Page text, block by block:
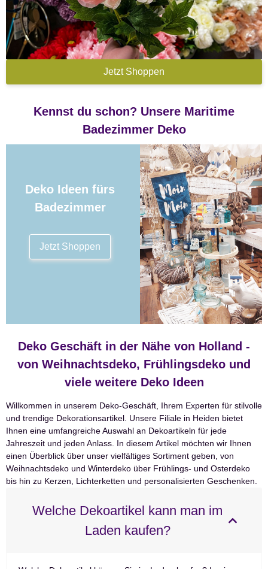
Jetzt Shoppen
Kennst du schon? Unsere Maritime
Badezimmer Deko
Deko Ideen fürs
Badezimmer
Jetzt Shoppen
Deko Geschäft in der Nähe von Holland -
von Weihnachtsdeko, Frühlingsdeko und
viele weitere Deko Ideen
Willkommen in unserem Deko-Geschäft, Ihrem Experten für stilvolle
und trendige Dekorationsartikel. Unsere Filiale in Heiden bietet
Ihnen eine umfangreiche Auswahl an Dekoartikeln für jede
Jahreszeit und jeden Anlass. In diesem Artikel möchten wir Ihnen
einen Überblick über unser vielfältiges Sortiment geben, von
Weihnachtsdeko und Winterdeko über Frühlings- und Osterdeko
bis hin zu Kerzen, Lichterketten und personalisierten Geschenken.
Welche Dekoartikel kann man im
Laden kaufen?